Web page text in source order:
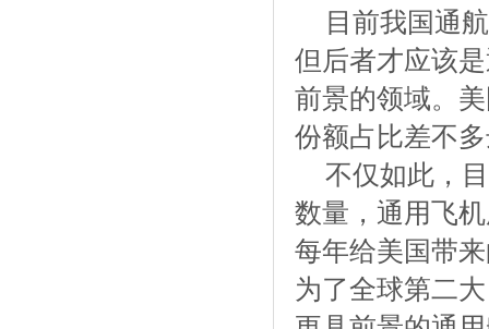
目前我国通
但后者才应该
前景的领域。
份额占比差不
不仅如此，
数量，通用飞
每年给美国带
为了全球第二